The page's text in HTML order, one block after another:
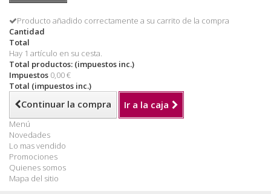
Producto añadido correctamente a su carrito de la compra
Cantidad
Total
Hay 1 artículo en su cesta.
Total productos: (impuestos inc.)
Impuestos 0,00 €
Total (impuestos inc.)
Continuar la compra Ir a la caja
Menú
Novedades
Lo mas vendido
Promociones
Quienes somos
Mapa del sitio